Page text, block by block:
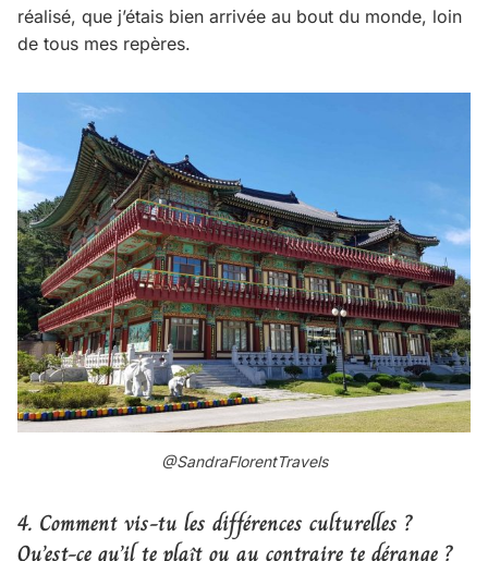
réalisé, que j’étais bien arrivée au bout du monde, loin
de tous mes repères.
@SandraFlorentTravels
4. Comment vis-tu les différences culturelles ?
Qu’est-ce qu’il te plaît ou au contraire te dérange ?